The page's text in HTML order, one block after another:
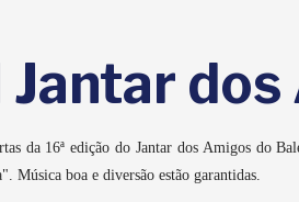
Jantar
da 16ª edição do Jantar dos Amigos do
Música boa e diversão estão garantidas.